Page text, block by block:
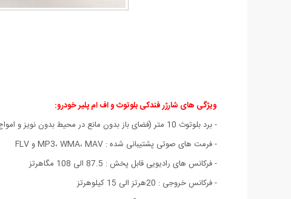
ویژگی های شارژر فندکی بلوتوث و اف ام پلیر خودرو:
- برد بلوتوث 10 متر (فضای باز بدون مانع در محیط بدون نویز و امواج مزاحم)
- فرمت های صوتی پشتیبانی شده : MP3، WMA، MAV و FLV
- فرکانس های رادیویی قابل پخش : 87.5 الی 108 مگاهرتز
- فرکانس خروجی : 20هرتز الی 15 کیلوهرتز